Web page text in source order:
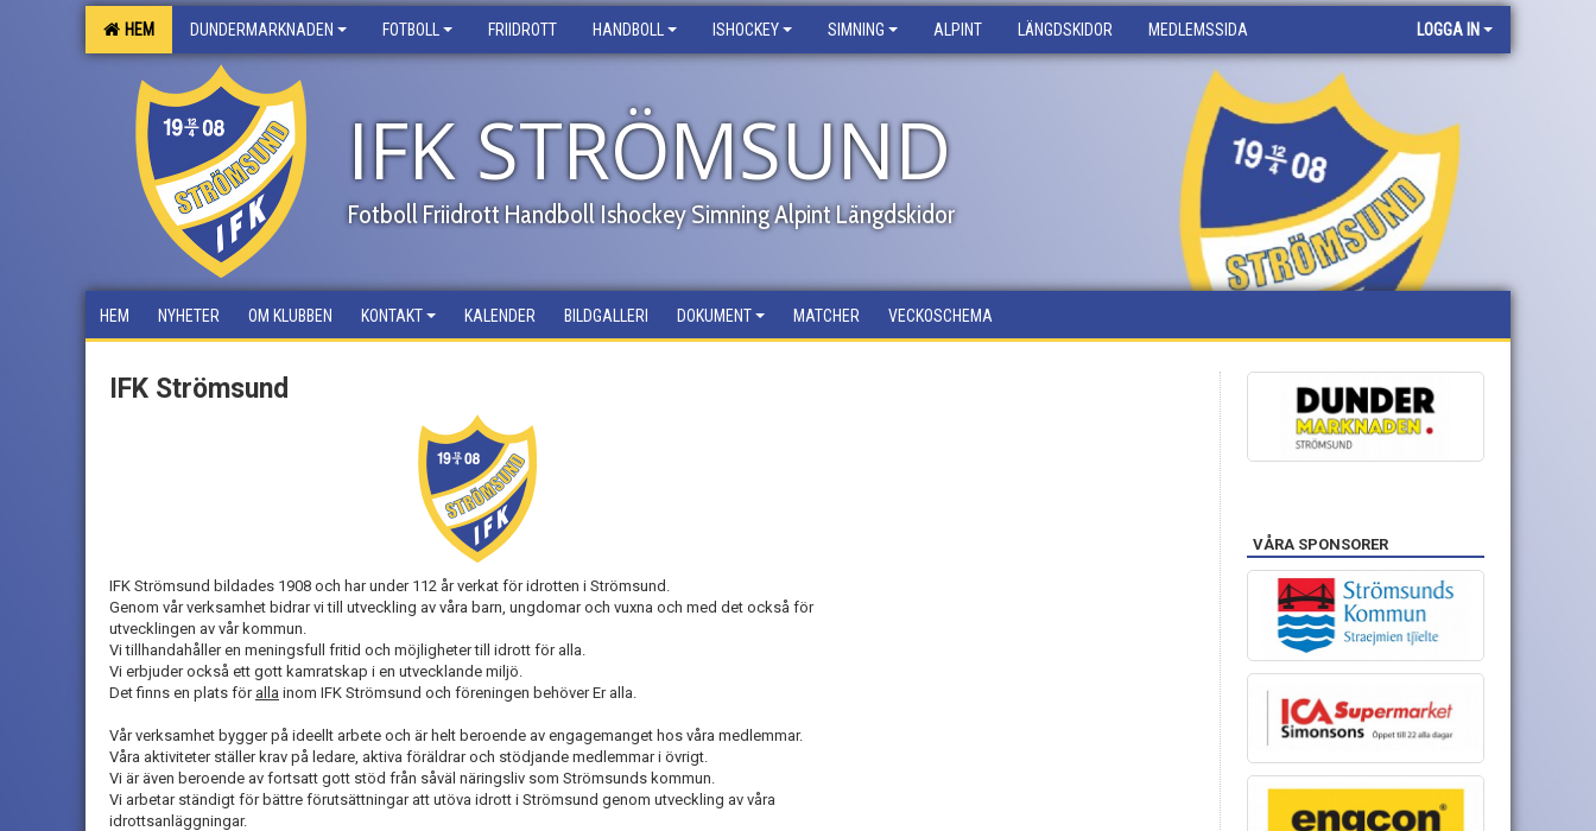
HEM DUNDERMARKNADEN FOTBOLL FRIIDROTT HANDBOLL ISHOCKEY SIMNING ALPINT LÄNGDSKIDOR MEDLEMSSIDA LOGGA IN
IFK STRÖMSUND
Fotboll Friidrott Handboll Ishockey Simning Alpint Längdskidor
HEM NYHETER OM KLUBBEN KONTAKT KALENDER BILDGALLERI DOKUMENT MATCHER VECKOSCHEMA
IFK Strömsund
IFK Strömsund bildades 1908 och har under 112 år verkat för idrotten i Strömsund.
Genom vår verksamhet bidrar vi till utveckling av våra barn, ungdomar och vuxna och med det också för
utvecklingen av vår kommun.
Vi tillhandahåller en meningsfull fritid och möjligheter till idrott för alla.
Vi erbjuder också ett gott kamratskap i en utvecklande miljö.
Det finns en plats för alla inom IFK Strömsund och föreningen behöver Er alla.
Vår verksamhet bygger på ideellt arbete och är helt beroende av engagemanget hos våra medlemmar.
Våra aktiviteter ställer krav på ledare, aktiva föräldrar och stödjande medlemmar i övrigt.
Vi är även beroende av fortsatt gott stöd från såväl näringsliv som Strömsunds kommun.
Vi arbetar ständigt för bättre förutsättningar att utöva idrott i Strömsund genom utveckling av våra
idrottsanläggningar.
VÅRA SPONSORER